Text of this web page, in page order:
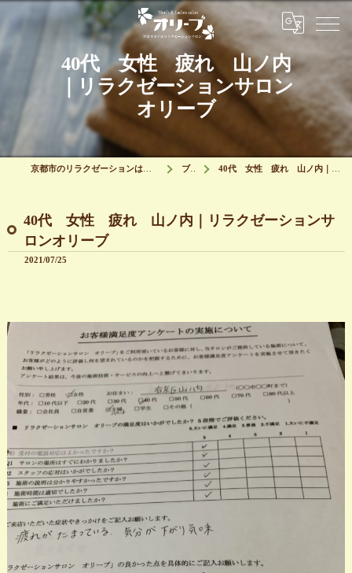
40代 女性 疲れ 山ノ内
｜リラクゼーションサロン
オリーブ
京都市のリラクゼーションはリラクゼーションサロン オリーブ ブログ 40代 女性 疲れ 山ノ内｜リラクゼーションサロンオリーブ
40代 女性 疲れ 山ノ内｜リラクゼーションサ
ロンオリーブ
2021/07/25